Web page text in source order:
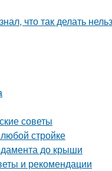
что так делать
советы
стройке
до крыши
и рекомендации